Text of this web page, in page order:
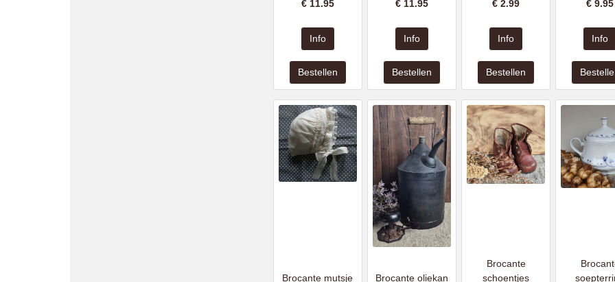
€ 11.95 € 11.95 €2.99 €9.95
Brocante mutsje Brocante oliekan
Brocante
schoentjes